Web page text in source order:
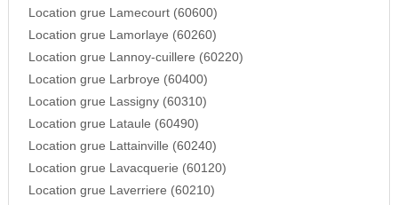
Location grue Lamecourt (60600)
Location grue Lamorlaye (60260)
Location grue Lannoy-cuillere (60220)
Location grue Larbroye (60400)
Location grue Lassigny (60310)
Location grue Lataule (60490)
Location grue Lattainville (60240)
Location grue Lavacquerie (60120)
Location grue Laverriere (60210)